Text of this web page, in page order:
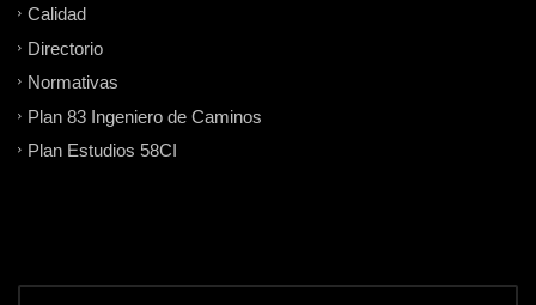
Calidad
Directorio
Normativas
Plan 83 Ingeniero de Caminos
Plan Estudios 58CI